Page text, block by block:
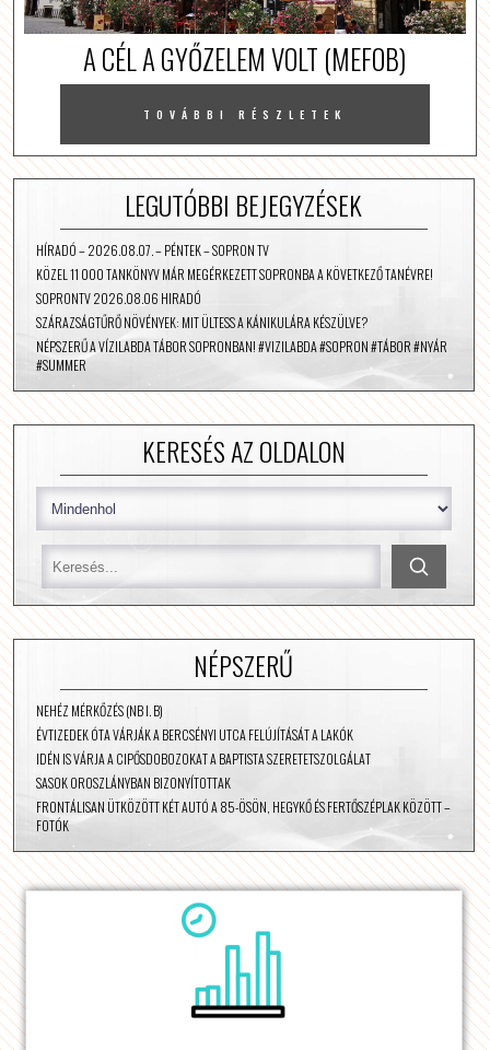
A CÉL A GYŐZELEM VOLT (MEFOB)
TOVÁBBI RÉSZLETEK
LEGUTÓBBI BEJEGYZÉSEK
HÍRADÓ – 2026.08.07. – PÉNTEK – SOPRON TV
KÖZEL 11 000 TANKÖNYV MÁR MEGÉRKEZETT SOPRONBA A KÖVETKEZŐ TANÉVRE!
SOPRONTV 2026.08.06 HIRADÓ
SZÁRAZSÁGTŰRŐ NÖVÉNYEK: MIT ÜLTESS A KÁNIKULÁRA KÉSZÜLVE?
NÉPSZERŰ A VÍZILABDA TÁBOR SOPRONBAN! #VIZILABDA #SOPRON #TÁBOR #NYÁR
#SUMMER
KERESÉS AZ OLDALON
NÉPSZERŰ
NEHÉZ MÉRKŐZÉS (NB I. B)
ÉVTIZEDEK ÓTA VÁRJÁK A BERCSÉNYI UTCA FELÚJÍTÁSÁT A LAKÓK
IDÉN IS VÁRJA A CIPŐSDOBOZOKAT A BAPTISTA SZERETETSZOLGÁLAT
SASOK OROSZLÁNYBAN BIZONYÍTOTTAK
FRONTÁLISAN ÜTKÖZÖTT KÉT AUTÓ A 85-ÖSÖN, HEGYKŐ ÉS FERTŐSZÉPLAK KÖZÖTT –
FOTÓK